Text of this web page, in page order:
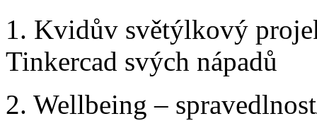
1. Kvidův světýlkový
Tinkercad svých nápadů
2. Wellbeing –